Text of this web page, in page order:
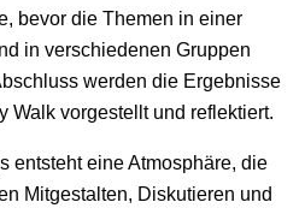
bevor die Themen in einer
in verschiedenen Gruppen
werden die Ergebnisse
Walk vorgestellt und reflektiert.
entsteht eine Atmosphäre, die
Mitgestalten, Diskutieren und